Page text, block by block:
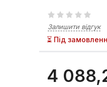
Залишити відгук
⏳ Під
4